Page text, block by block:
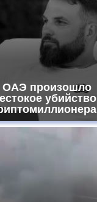
ОАЭ произошло
убийство